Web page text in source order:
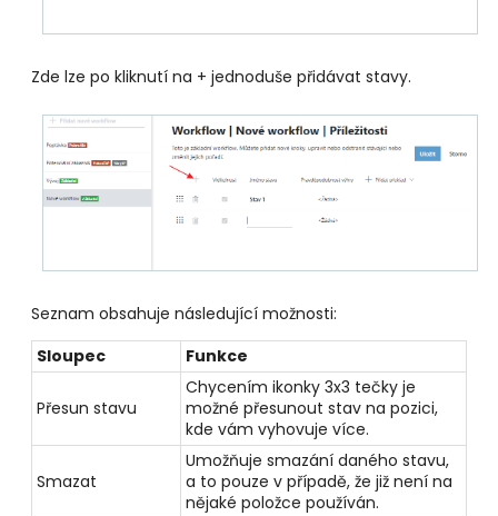
Zde lze po kliknutí na + jednoduše přidávat stavy.
Seznam obsahuje následující možnosti:
Sloupec
Funkce
Přesun stavu
Chycením ikonky 3x3 tečky je
možné přesunout stav na pozici,
kde vám vyhovuje více.
Smazat
Umožňuje smazání daného stavu,
a to pouze v případě, že již není na
nějaké položce používán.